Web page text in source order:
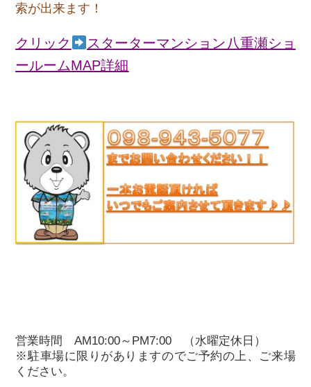
索が出来ます！
クリック
スターターマンション八重瀬ショ
ールームMAP詳細
営業時間 AM10:00～PM7:00 （水曜定休日）
※駐車場に限りがありますのでご予約の上、ご来場
ください。